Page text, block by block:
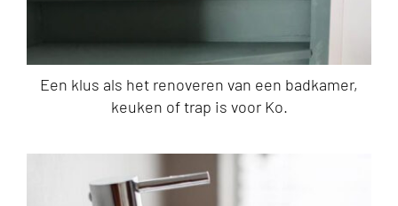
Een klus als het renoveren van een badkamer,
keuken of trap is voor Ko.